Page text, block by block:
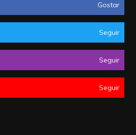
Gostar
Seguir
Seguir
Seguir